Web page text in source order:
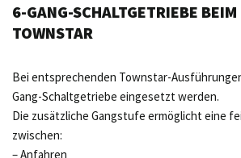
6-GANG-SCHALTGETRIEBE
TOWNSTAR
Bei entsprechenden Townstar-
Gang-Schaltgetriebe eingesetzt werden.
Die zusätzliche Gangstufe ermöglicht eine
zwischen:
– Anfahren